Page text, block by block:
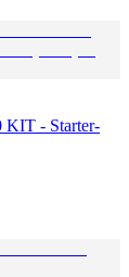
KIT - Starter-